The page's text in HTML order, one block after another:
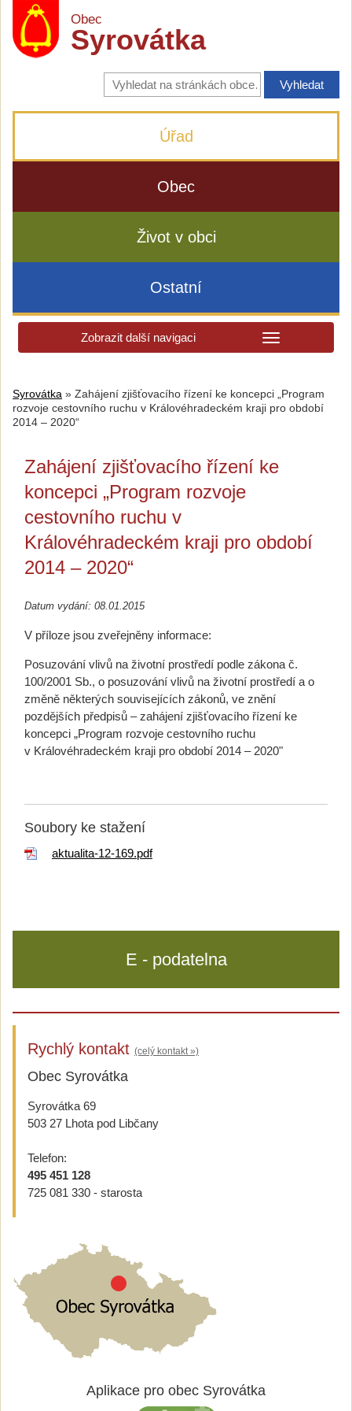
Obec
Syrovátka
Vyhledávání
na
stránkách
Úřad
Obec
Život v obci
Ostatní
Zobrazit další navigaci
Syrovátka » Zahájení zjišťovacího řízení ke koncepci „Program
rozvoje cestovního ruchu v Královéhradeckém kraji pro období
2014 – 2020“
Zahájení zjišťovacího řízení ke
koncepci „Program rozvoje
cestovního ruchu v
Královéhradeckém kraji pro období
2014 – 2020“
Datum vydání: 08.01.2015
V příloze jsou zveřejněny informace:
Posuzování vlivů na životní prostředí podle zákona č.
100/2001 Sb., o posuzování vlivů na životní prostředí a o
změně některých souvisejících zákonů, ve znění
pozdějších předpisů – zahájení zjišťovacího řízení ke
koncepci „Program rozvoje cestovního ruchu
v Královéhradeckém kraji pro období 2014 – 2020"
Soubory ke stažení
aktualita-12-169.pdf
E - podatelna
Rychlý kontakt (celý kontakt »)
Obec Syrovátka
Syrovátka 69
503 27 Lhota pod Libčany
Telefon:
495 451 128
725 081 330 - starosta
Aplikace pro obec Syrovátka